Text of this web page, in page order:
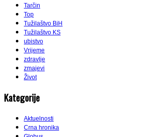
Tarčin
Top
Tužilaštvo BiH
Tužilaštvo KS
ubistvo
Vrijeme
zdravlje
zmajevi
Život
Kategorije
Aktuelnosti
Crna hronika